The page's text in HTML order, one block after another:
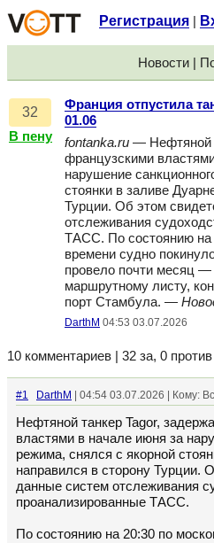
Регистрация
Новости |
32
В пену
Франция отпустила
01.06
fontanka.ru — Нефтяной
французскими
нарушение
стоянки в заливе
Турции. Об этом
отслеживания
ТАСС. По состоянию на
времени судно
провело почти месяц
маршрутному листу,
порт Стамбула. —
DarthM 04:53 03.07.2026
10 комментариев | 32 за, 0 против
#1 DarthM | 04:54 03.07.2026 | Кому:
Нефтяной танкер Tagor,
властями в начале июня за
режима, снялся с якорной
направился в сторону Турции.
данные систем отслеживания
проанализированные ТАСС.
По состоянию на 20:30 по